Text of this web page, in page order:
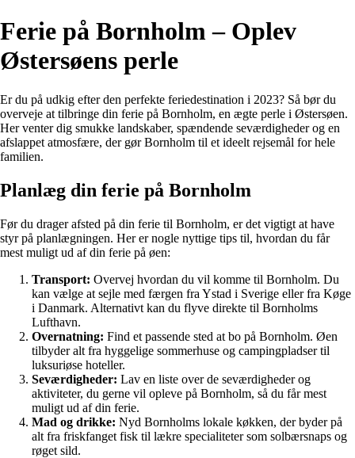
Ferie på Bornholm – Oplev
Østersøens perle
Er du på udkig efter den perfekte feriedestination i 2023? Så bør du
overveje at tilbringe din ferie på Bornholm, en ægte perle i Østersøen.
Her venter dig smukke landskaber, spændende seværdigheder og en
afslappet atmosfære, der gør Bornholm til et ideelt rejsemål for hele
familien.
Planlæg din ferie på Bornholm
Før du drager afsted på din ferie til Bornholm, er det vigtigt at have
styr på planlægningen. Her er nogle nyttige tips til, hvordan du får
mest muligt ud af din ferie på øen:
Transport: Overvej hvordan du vil komme til Bornholm. Du
kan vælge at sejle med færgen fra Ystad i Sverige eller fra Køge
i Danmark. Alternativt kan du flyve direkte til Bornholms
Lufthavn.
Overnatning: Find et passende sted at bo på Bornholm. Øen
tilbyder alt fra hyggelige sommerhuse og campingpladser til
luksuriøse hoteller.
Seværdigheder: Lav en liste over de seværdigheder og
aktiviteter, du gerne vil opleve på Bornholm, så du får mest
muligt ud af din ferie.
Mad og drikke: Nyd Bornholms lokale køkken, der byder på
alt fra friskfanget fisk til lækre specialiteter som solbærsnaps og
røget sild.